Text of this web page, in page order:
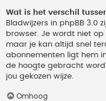
Wat is het verschil
Bladwijzers in phpBB 3.0
browser. Je wordt niet
maar je kan altijd snel
abonnementen ligt hem
de hoogte gebracht
jou gekozen wijze.
Omhoog